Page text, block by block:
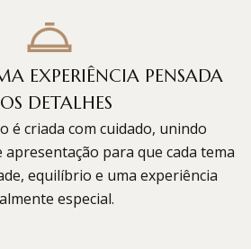
EXPERIÊNCIA PENSADA
DETALHES
é criada com cuidado, unindo
apresentação para que cada tema
equilíbrio e uma experiência
especial.